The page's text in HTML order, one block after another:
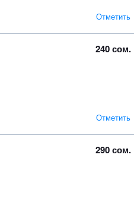
Отметить
240 сом.
Отметить
290 сом.